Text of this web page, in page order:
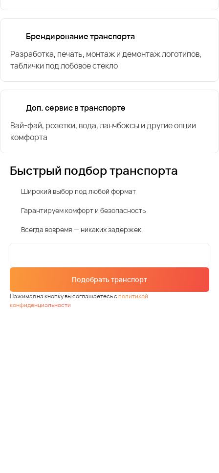
Брендирование транспорта
Разработка, печать, монтаж и демонтаж логотипов,
таблички под лобовое стекло
Доп. сервис в транспорте
Вай-фай, розетки, вода, ланчбоксы и другие опции
комфорта
Быстрый подбор транспорта
Широкий выбор под любой формат
Гарантируем комфорт и безопасность
Всегда вовремя — никаких задержек
Подобрать транспорт
Нажимая на кнопку вы соглашаетесь сполитикой
конфиденциальности